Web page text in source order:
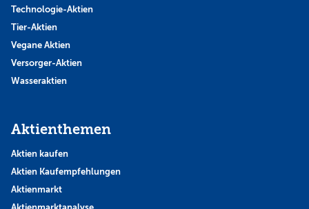
Technologie-Aktien
Tier-Aktien
Vegane Aktien
Versorger-Aktien
Wasseraktien
Aktienthemen
Aktien kaufen
Aktien Kaufempfehlungen
Aktienmarkt